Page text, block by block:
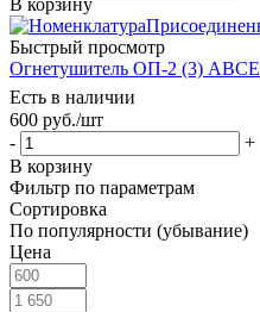
Быстрый просмотр
Огнетушитель ОП-2 (3) АВСЕ
Есть в наличии
600 руб./шт
-
+
В корзину
Фильтр по параметрам
Сортировка
По популярности (убывание)
Цена